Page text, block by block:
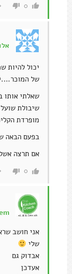
0
יכול להיות
של
שאלתי אותו
שיבולת
מופרדת
בפעם הבאה
אם תרצה
0
אני חושב
שלי
אבדוק גם
אעדכן